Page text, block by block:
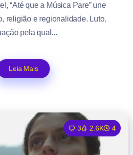
“Até que a Música Pare” une
religião e regionalidade. Luto,
pela qual...
Leia Mais
3 2.6K 4